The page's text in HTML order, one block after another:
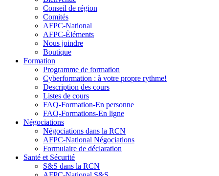
Conseil de région
Comités
AFPC-National
AFPC-Éléments
Nous joindre
Boutique
Formation
Programme de formation
Cyberformation : à votre propre rythme!
Description des cours
Listes de cours
FAQ-Formation-En personne
FAQ-Formations-En ligne
Négociations
Négociations dans la RCN
AFPC-National Négociations
Formulaire de déclaration
Santé et Sécurité
S&S dans la RCN